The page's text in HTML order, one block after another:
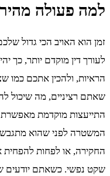
למה פעולה
זמן הוא האויב הכי גדול
לעורך דין מוקדם יותר, כך
הראיות, ולהכין אתכם
שאתם רציניים, מה שיכול
התייעצות מוקדמת מאפשרת
המשטרה לפני שהוא מתגבש.
החקירה, או לפחות להפחית
שקט נפשי. כשאתם יודעים